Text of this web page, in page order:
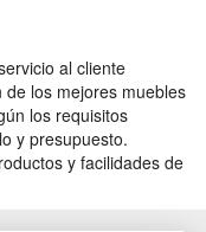
al cliente
los mejores muebles
los requisitos
y presupuesto.
y facilidades de